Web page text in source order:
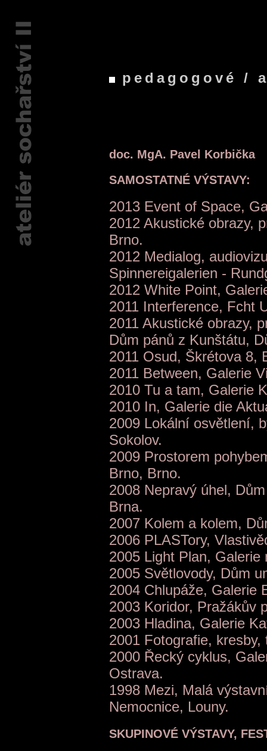
pedagogové /
doc. MgA. Pavel Korbička
SAMOSTATNÉ VÝSTAVY:
2013 Event of Space,
2012 Akustické obrazy,
Brno.
2012 Medialog,
Spinnereigalerien -
2012 White Point,
2011 Interference, Fcht
2011 Akustické obrazy,
Dům pánů z Kunštátu,
2011 Osud, Škrétova 8,
2011 Between, Galerie
2010 Tu a tam, Galerie
2010 In, Galerie die
2009 Lokální osvětlení,
Sokolov.
2009 Prostorem
Brno, Brno.
2008 Nepravý úhel,
Brna.
2007 Kolem a kolem,
2006 PLASTory,
2005 Light Plan, Galerie
2005 Světlovody, Dům
2004 Chlupáže, Galerie
2003 Koridor, Pražákův
2003 Hladina, Galerie
2001 Fotografie,
2000 Řecký cyklus,
Ostrava.
1998 Mezi, Malá
Nemocnice, Louny.
SKUPINOVÉ VÝSTAVY,